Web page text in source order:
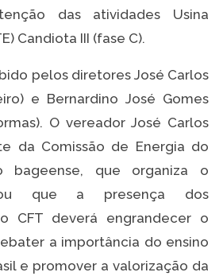
das atividades Usina
Candiota III (fase C).
pelos diretores José Carlos
e Bernardino José Gomes
O vereador José Carlos
da Comissão de Energia do
bageense, que organiza o
que a presença dos
CFT deverá engrandecer o
a importância do ensino
e promover a valorização da